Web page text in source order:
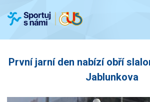
První jarní den nabízí obří
Jablunkova